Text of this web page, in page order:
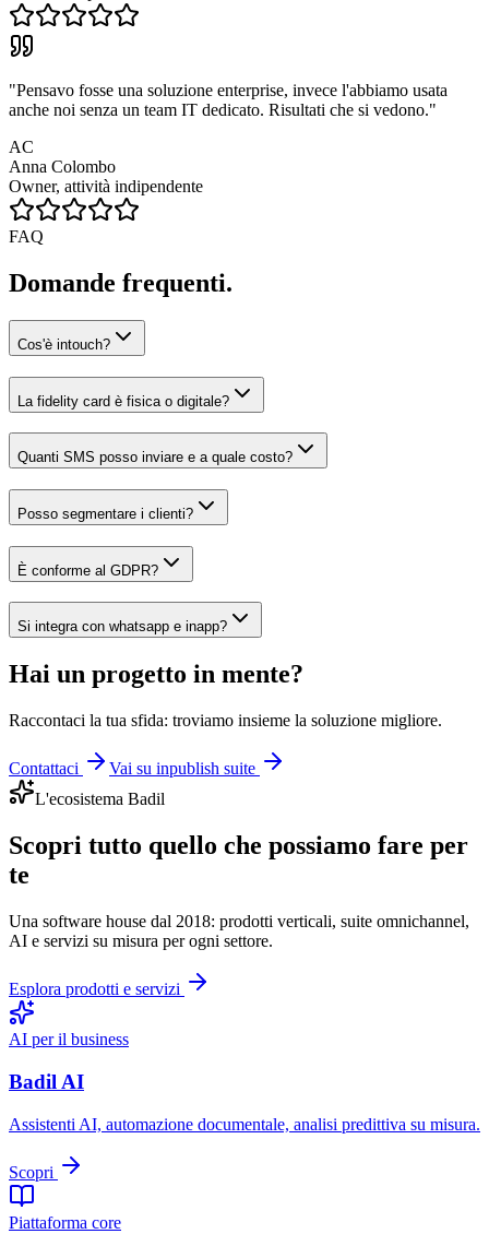
"Pensavo fosse una soluzione enterprise, invece l'abbiamo usata
anche noi senza un team IT dedicato. Risultati che si vedono."
AC
Anna Colombo
Owner, attività indipendente
FAQ
Domande frequenti.
Cos'è intouch?
La fidelity card è fisica o digitale?
Quanti SMS posso inviare e a quale costo?
Posso segmentare i clienti?
È conforme al GDPR?
Si integra con whatsapp e inapp?
Hai un progetto in mente?
Raccontaci la tua sfida: troviamo insieme la soluzione migliore.
Contattaci
Vai su inpublish suite
L'ecosistema Badil
Scopri tutto quello che possiamo fare per
te
Una software house dal 2018: prodotti verticali, suite omnichannel,
AI e servizi su misura per ogni settore.
Esplora prodotti e servizi
AI per il business
Badil AI
Assistenti AI, automazione documentale, analisi predittiva su misura.
Scopri
Piattaforma core